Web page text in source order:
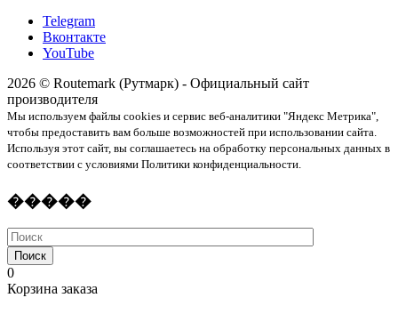
Telegram
Вконтакте
YouTube
2026 © Routemark (Рутмарк) - Официальный сайт
производителя
Мы используем файлы cookies и сервис веб-аналитики "Яндекс Метрика",
чтобы предоставить вам больше возможностей при использовании сайта.
Используя этот сайт, вы соглашаетесь на обработку персональных данных в
соответствии с условиями Политики конфиденциальности.
�����
Поиск
0
Корзина заказа